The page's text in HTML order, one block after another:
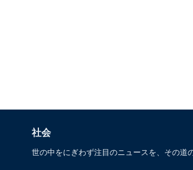
社会
世の中をにぎわず注目のニュースを、その道